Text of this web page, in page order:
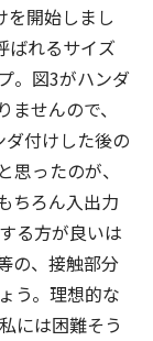
を開始しまし
ばれるサイズ
。図3がハンダ
せんので、
付けした後の
ったのが、
ちろん入出力
る方が良いは
の、接触部分
う。理想的な
には困難そう